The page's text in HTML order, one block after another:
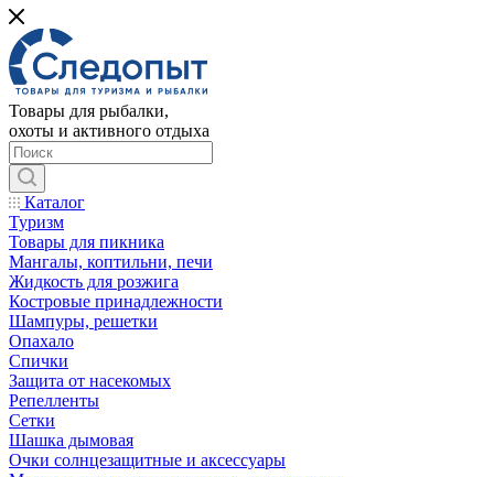
Товары для рыбалки,
охоты и активного отдыха
Каталог
Туризм
Товары для пикника
Мангалы, коптильни, печи
Жидкость для розжига
Костровые принадлежности
Шампуры, решетки
Опахало
Спички
Защита от насекомых
Репелленты
Сетки
Шашка дымовая
Очки солнцезащитные и аксессуары